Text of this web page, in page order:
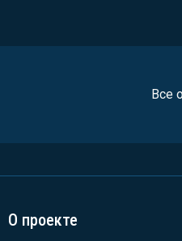
Все
О проекте